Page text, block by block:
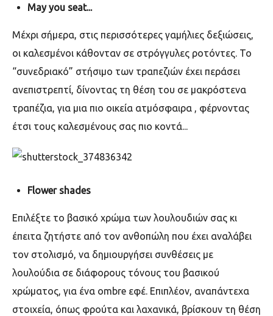
May you seat...
Μέχρι σήμερα, στις περισσότερες γαμήλιες δεξιώσεις,
οι καλεσμένοι κάθονταν σε στρόγγυλες ροτόντες. Το
“συνεδριακό” στήσιμο των τραπεζιών έχει περάσει
ανεπιστρεπτί, δίνοντας τη θέση του σε μακρόστενα
τραπέζια, για μια πιο οικεία ατμόσφαιρα , φέρνοντας
έτσι τους καλεσμένους σας πιο κοντά...
Flower shades
Eπιλέξτε το βασικό χρώμα των λουλουδιών σας κι
έπειτα ζητήστε από τον ανθοπώλη που έχει αναλάβει
τον στολισμό, να δημιουργήσει συνθέσεις με
λουλούδια σε διάφορους τόνους του βασικού
χρώματος, για ένα ombre εφέ. Επιπλέον, αναπάντεχα
στοιχεία, όπως φρούτα και λαχανικά, βρίσκουν τη θέση